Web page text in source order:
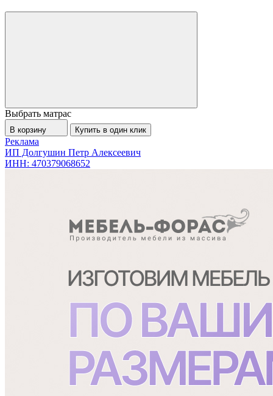
Выбрать матрас
В корзину Купить в один клик
Реклама
ИП Долгушин Петр Алексеевич
ИНН: 470379068652